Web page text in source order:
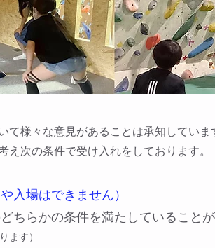
て様々な意見があることは承知してい
次の条件で受け入れをしております。
入場はできません）
ちらかの条件を満たしていることが
ます）